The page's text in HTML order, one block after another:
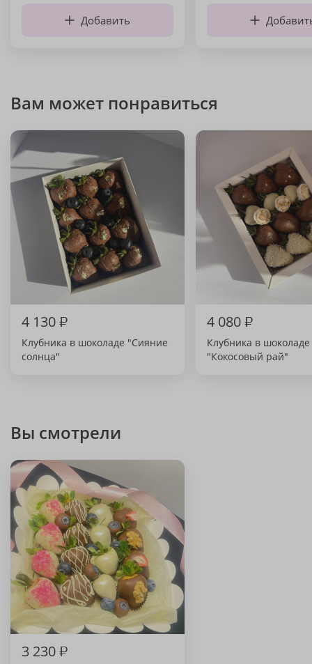
Добавить
Вам может понравиться
4 130₽
Клубника в шоколаде "Сияние
солнца"
4 080₽
Клубника в шоколаде
"Кокосовый рай"
Вы смотрели
3 230₽